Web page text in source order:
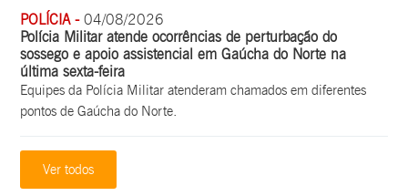
POLÍCIA -04/08/2026
Polícia Militar atende ocorrências de perturbação do
sossego e apoio assistencial em Gaúcha do Norte na
última sexta-feira
Equipes da Polícia Militar atenderam chamados em diferentes
pontos de Gaúcha do Norte.
Ver todos